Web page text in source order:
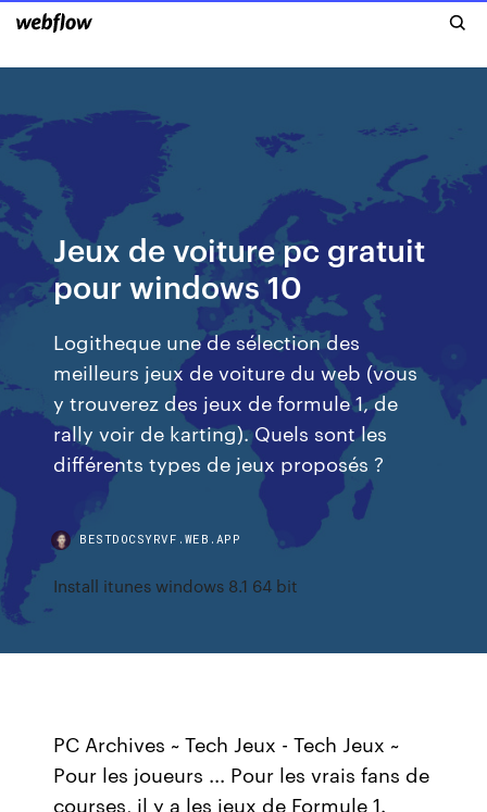
Jeux de voiture pc gratuit
pour windows 10
Logitheque une de sélection des
meilleurs jeux de voiture du web (vous
y trouverez des jeux de formule 1, de
rally voir de karting). Quels sont les
différents types de jeux proposés ?
BESTDOCSYRVF.WEB.APP
Install itunes windows 8.1 64 bit
PC Archives ~ Tech Jeux - Tech Jeux ~
Pour les joueurs ... Pour les vrais fans de
courses, il y a les jeux de Formule 1.